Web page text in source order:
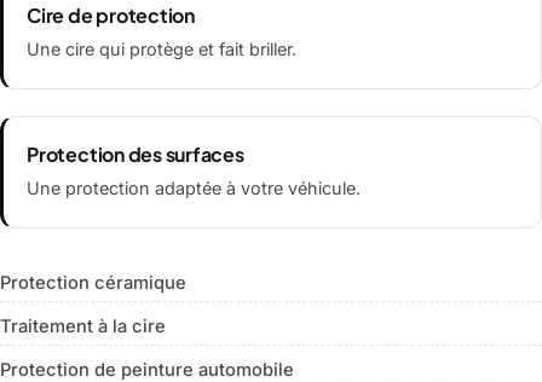
Cire de protection
Une cire qui protège et fait briller.
Protection des surfaces
Une protection adaptée à votre véhicule.
Protection céramique
Traitement à la cire
Protection de peinture automobile